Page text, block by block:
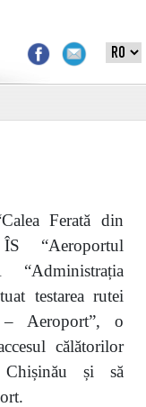
Ferată din
“Aeroportul
“Administrația
testarea rutei
– Aeroport”, o
călătorilor
Chișinău și să